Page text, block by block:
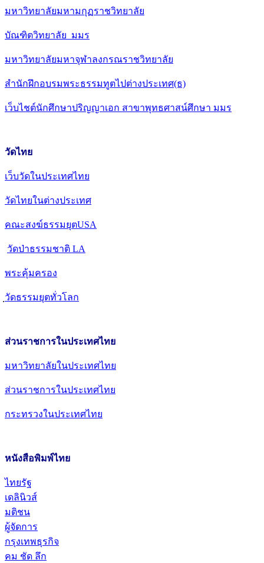
มหาวิทยาลัยมหามกุฏราชวิทยาลัย
บัณฑิตวิทยาลัย มมร
มหาวิทยาลัยมหาจุฬาลงกรณราชวิทยาลัย
สำนักฝึกอบรมพระธรรมทูตไปต่างประเทศ(ธ)
เว็บไชต์นักศึกษาปริญญาเอก สาขาพุทธศาสน์ศึกษา มมร
วัดไทย
เว็บวัดในประเทศไทย
วัดไทยในต่างประเทศ
คณะสงฆ์ธรรมยุตUSA
วัดป่าธรรมชาติ LA
พระคุ้มครอง
วัดธรรมยุตทั่วโลก
ส่วนราชการในประเทศไทย
มหาวิทยาลัยในประเทศไทย
ส่วนราชการในประเทศไทย
กระทรวงในประเทศไทย
หนังสือพิมพ์ไทย
ไทยรัฐ
เดลินิวส์
มติชน
ผู้จัดการ
กรุงเทพธุรกิจ
คม ชัด ลึก